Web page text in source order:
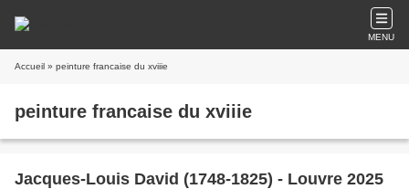
MENU
Accueil » peinture francaise du xviiie
peinture francaise du xviiie
Jacques-Louis David (1748-1825) - Louvre 2025